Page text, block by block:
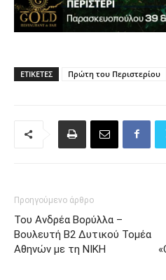
ΕΤΙΚΈΤΕΣ Πρώτη του Περιστερίου
Προηγούμενο άρθρο
Του Ανδρέα Βορύλλα –
Βουλευτή Β2 Δυτικού Τομέα
Αθηνών με τη ΝΙΚΗ